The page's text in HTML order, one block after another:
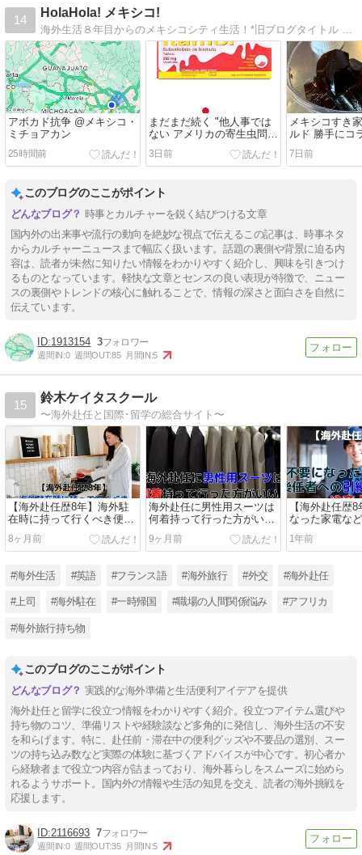
14
HolaHola! メキシコ!
海外生活８年目からのメキシコシティ生活！*旧ブログタイトル HaLLO! LA
アボカド抗争 @メキシコ・
ミチョアカン
25時間前
まだまだ続く "他人事では
ない アメリカの寄生虫問
3日前
メキシコすき
ルド 勝手にコ
7日前
このブログのここがポイント
時事とカルチャーを鋭く結びつける文章
国内外の出来事や流行の動向を絶妙な視点で伝えるこの記事は、時事ネタ
からカルチャーニュースまで幅広く扱います。話題の裏側や背景に迫る内
容は、読者が未然に知りたい情報をわかりやすく紹介し、興味を引きつけ
るものとなっています。軽快な文章とセンスの良い表現が特徴で、ニュー
スの裏側やトレンドの核心に触れることで、情報の深さと面白さを自然に
伝えています。
1913154 3
週間IN:0 週間OUT:85 月間IN:5
15
鈴木ケイタスクール
〜海外赴任と国際･留学の総合サイト〜
【海外赴任歴8年】海外駐
在時に持って行くべき便利
グッズを紹介！
8ヶ月前
海外赴任に男性用スーツは
何着持って行った方がい
い？【海外駐在歴8年】
9ヶ月前
【海外赴任歴
なった家電な
の引継ぎに関
1年前
#海外生活 #英語 #フランス語 #海外旅行 #外交 #海外赴任
#上司 #海外駐在 #一時帰国 #職場の人間関係悩み #アフリカ
#海外旅行持ち物
このブログのここがポイント
実践的な海外準備と生活便利アイデアを提供
海外赴任と留学に役立つ情報をわかりやすく紹介。役立つアイテム選びや
持ち物のコツ、準備リストや経験談など多角的に発信し、海外生活の不安
を和らげます。特に、赴任前・滞在中の便利グッズや不要品の選別、スー
ツの持ち込み数など実際の体験に基づくアドバイスが中心です。初心者か
ら経験者まで役立つ内容が詰まっており、海外暮らしをスムーズに始めら
れるようサポート。国内外の情報や生活の知見を交え、読者の海外挑戦を
応援します。
2116693 7
週間IN:0 週間OUT:35 月間IN:5